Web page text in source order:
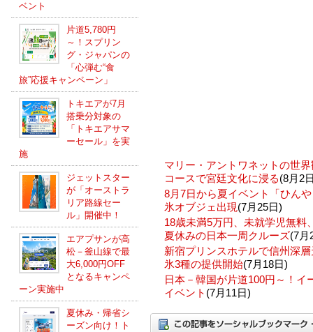
ベント
片道5,780円
～！スプリン
グ・ジャパンの
「心弾む“食
旅”応援キャンペーン」
トキエアが7月
搭乗分対象の
「トキエアサマ
ーセール」を実
施
ジェットスター
が「オーストラ
リア路線セー
ル」開催中！
エアプサンが高
松－釜山線で最
大6,000円OFF
となるキャンペ
ーン実施中
夏休み・帰省シ
ーズン向け！ト
マリー・アントワネットの世
コースで宮廷文化に浸る(8月2
8月7日から夏イベント「ひん
氷オブジェ出現(7月25日)
18歳未満5万円、未就学児無料
夏休みの日本一周クルーズ(7月
新宿プリンスホテルで信州深
氷3種の提供開始(7月18日)
日本－韓国が片道100円～！イ
イベント (7月11日)